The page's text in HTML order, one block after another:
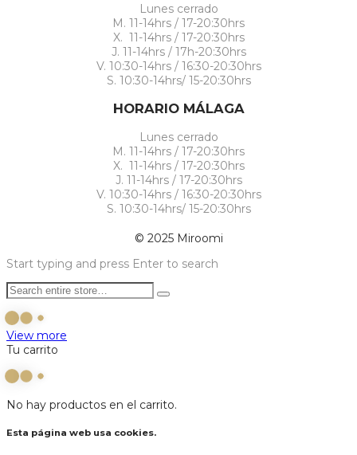
Lunes cerrado
M. 11-14hrs / 17-20:30hrs
X. 11-14hrs / 17-20:30hrs
J. 11-14hrs / 17h-20:30hrs
V. 10:30-14hrs / 16:30-20:30hrs
S. 10:30-14hrs/ 15-20:30hrs
HORARIO MÁLAGA
Lunes cerrado
M. 11-14hrs / 17-20:30hrs
X. 11-14hrs / 17-20:30hrs
J. 11-14hrs / 17-20:30hrs
V. 10:30-14hrs / 16:30-20:30hrs
S. 10:30-14hrs/ 15-20:30hrs
© 2025 Miroomi
Start typing and press Enter to search
View more
Tu carrito
No hay productos en el carrito.
Esta página web usa cookies.